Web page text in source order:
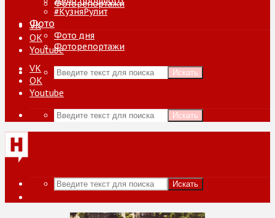
Фоторепортажи
VK
ОК
Youtube
Искать
#КузняРулит
Фото
Фото дня
Фоторепортажи
VK
ОК
Youtube
Искать
Искать